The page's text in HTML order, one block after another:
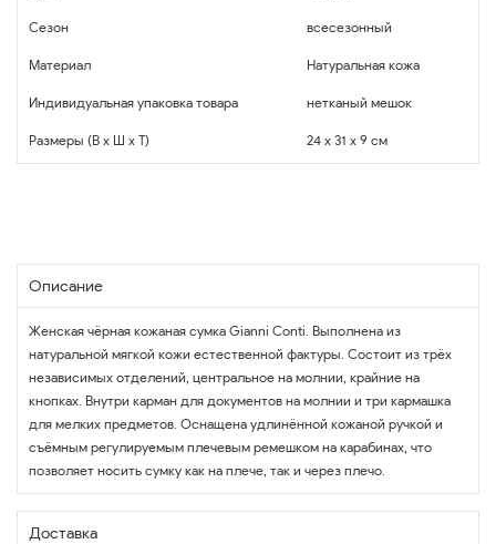
Сезон всесезонный
Материал Натуральная кожа
Индивидуальная упаковка товара нетканый мешок
Размеры (В x Ш x Т) 24 x 31 x 9 см
Описание
Женская чёрная кожаная сумка Gianni Conti. Выполнена из
натуральной мягкой кожи естественной фактуры. Состоит из трёх
независимых отделений, центральное на молнии, крайние на
кнопках. Внутри карман для документов на молнии и три кармашка
для мелких предметов. Оснащена удлинённой кожаной ручкой и
съёмным регулируемым плечевым ремешком на карабинах, что
позволяет носить сумку как на плече, так и через плечо.
Доставка